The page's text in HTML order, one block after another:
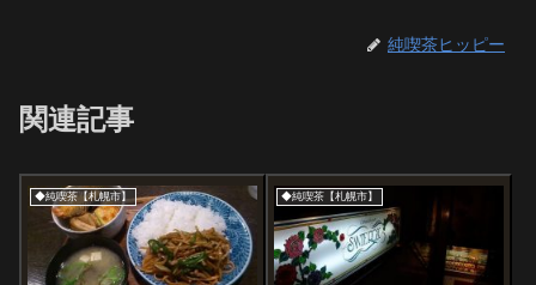
純喫茶ヒッピー
関連記事
◆純喫茶【札幌市】 ◆純喫茶【札幌市】